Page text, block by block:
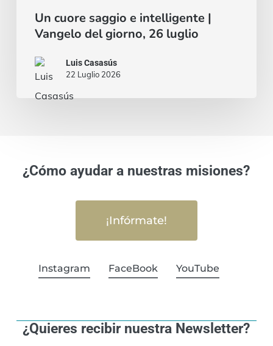
Un cuore saggio e intelligente |
Vangelo del giorno, 26 luglio
Luis Casasús
22 Luglio 2026
¿Cómo ayudar a nuestras misiones?
¡Infórmate!
Instagram FaceBook YouTube
¿Quieres recibir nuestra Newsletter?